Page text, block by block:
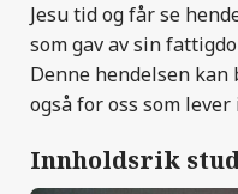
Jesu tid og får se
som gav av sin
Denne hendelsen
også for oss som lever
Innholdsrik